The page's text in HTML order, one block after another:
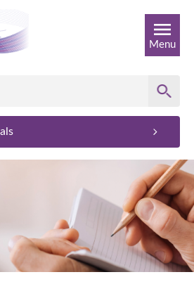
Menu